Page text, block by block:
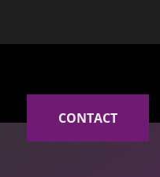
CONTACT